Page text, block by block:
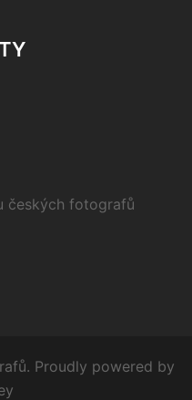
českých fotografů
Proudly powered by